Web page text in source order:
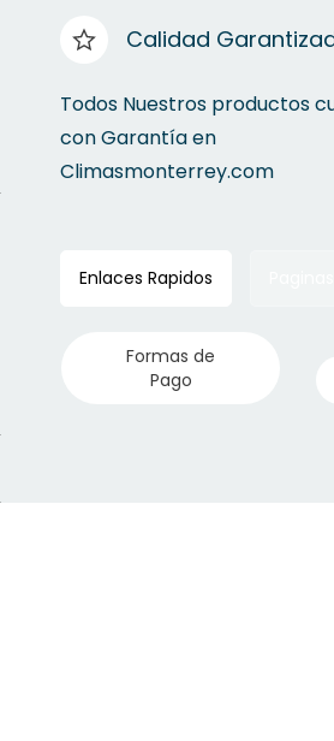
Calidad
Todos Nuestros productos
con Garantía en
Climasmonterrey.com
Enlaces Rapidos
Formas de
Pago